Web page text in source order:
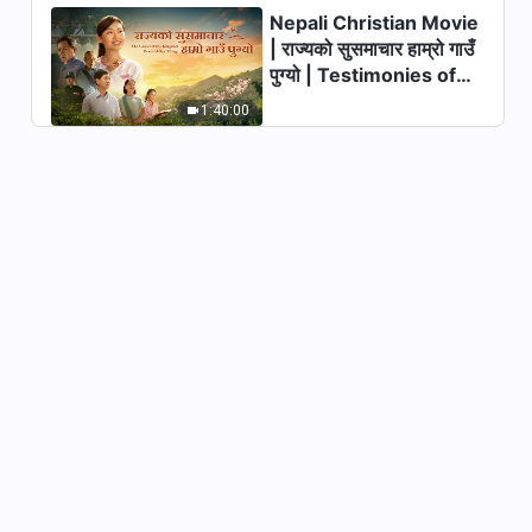
1:40:00
Nepali Christian Movie
| राज्यको सुसमाचार हाम्रो गाउँ
पुग्यो | Testimonies of
the Lord's Return